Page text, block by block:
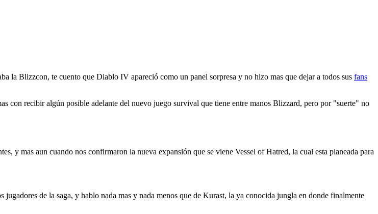
la Blizzcon, te cuento que Diablo IV apareció como un panel sorpresa y no hizo mas que dejar a todos sus fans
con recibir algún posible adelante del nuevo juego survival que tiene entre manos Blizzard, pero por "suerte" no
y mas aun cuando nos confirmaron la nueva expansión que se viene Vessel of Hatred, la cual esta planeada para
de la saga, y hablo nada mas y nada menos que de Kurast, la ya conocida jungla en donde finalmente